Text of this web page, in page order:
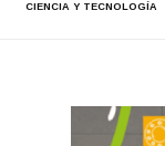
CIENCIA Y TECNOLOGÍA